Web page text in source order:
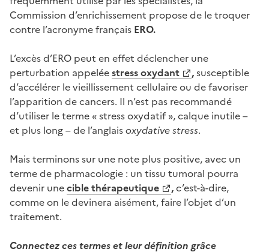
Commission d’enrichissement propose de le troquer
contre l’acronyme français ERO.
L’excès d’ERO peut en effet déclencher une
perturbation appeléestress oxydant ,susceptible
d’accélérer le vieillissement cellulaire ou de favoriser
l’apparition de cancers. Il n’est pas recommandé
d’utiliser le terme « stress oxydatif », calque inutile –
et plus long – de l’anglaisoxydative stress.
Mais terminons sur une note plus positive, avec un
terme de pharmacologie : un tissu tumoral pourra
devenir unecible thérapeutique ,c’est-à-dire,
comme on le devinera aisément, faire l’objet d’un
traitement.
Connectez ces termes et leur définition grâce